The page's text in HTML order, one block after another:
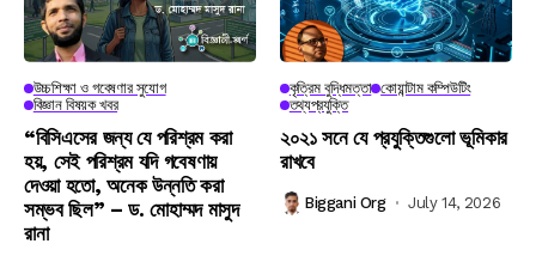
উচ্চশিক্ষা ও গবেষণার সুযোগ
বিজ্ঞান বিষয়ক খবর
“বিসিএসের জন্য যে পরিশ্রম করা
হয়, সেই পরিশ্রম যদি গবেষণায়
দেওয়া হতো, অনেক উন্নতি করা
সম্ভব ছিল” – ড. মোহাম্মদ মাসুদ
রানা
কৃত্রিম বুদ্ধিমত্তা কোয়ান্টাম কম্পিউটিং
তথ্যপ্রযুক্তি
২০২১ সনে যে প্রযুক্তিগুলো ভূমিকার
রাখবে
Biggani Org July 14, 2026